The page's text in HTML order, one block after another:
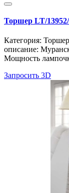
Торшер LT/
Категория:
описание:
Мощность
Запросить 3D